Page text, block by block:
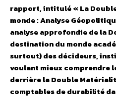
rapport, intitulé « La
monde : Analyse
analyse approfondie de la
destination du monde
surtout) des décideurs,
voulant mieux comprendre
derrière la Double
comptables de durabilité